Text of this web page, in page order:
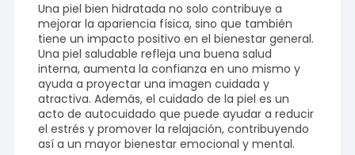
Una piel bien hidratada no solo contribuye a
mejorar la apariencia física, sino que también
tiene un impacto positivo en el bienestar general.
Una piel saludable refleja una buena salud
interna, aumenta la confianza en uno mismo y
ayuda a proyectar una imagen cuidada y
atractiva. Además, el cuidado de la piel es un
acto de autocuidado que puede ayudar a reducir
el estrés y promover la relajación, contribuyendo
así a un mayor bienestar emocional y mental.